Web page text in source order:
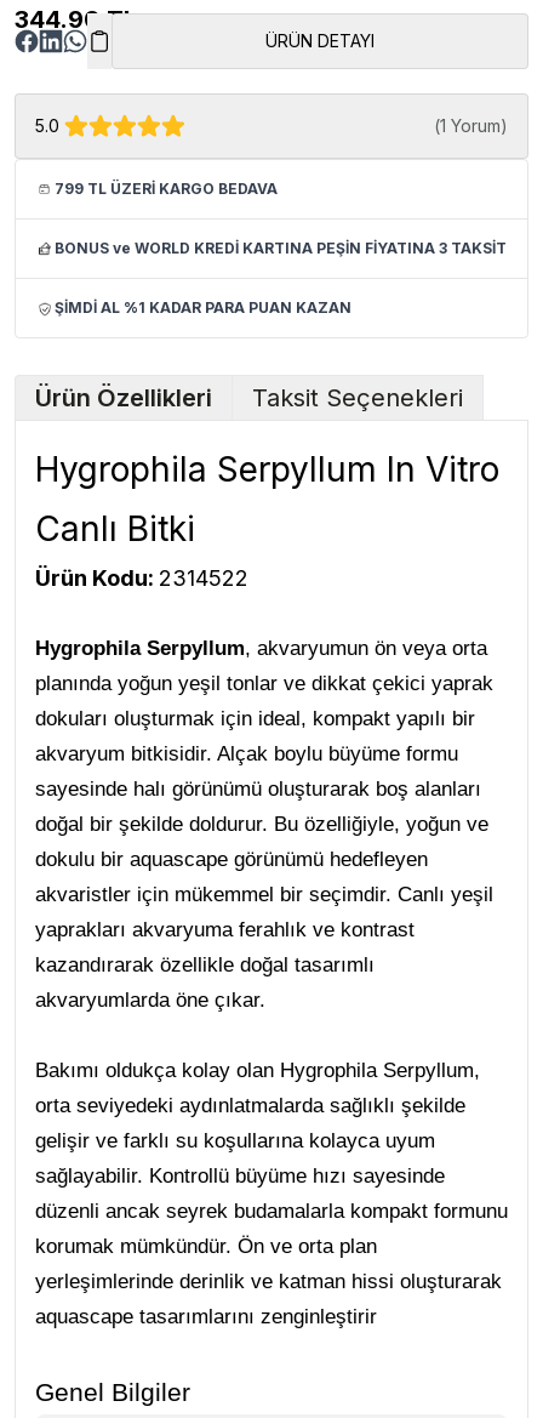
344.90 TL
ÜRÜN DETAYI
5.0 (1 Yorum)
799 TL ÜZERİ KARGO BEDAVA
BONUS ve WORLD KREDİ KARTINA PEŞİN FİYATINA 3 TAKSİT
ŞİMDİ AL %1 KADAR PARA PUAN KAZAN
Ürün Özellikleri Taksit Seçenekleri
Hygrophila Serpyllum In Vitro
Canlı Bitki
Ürün Kodu: 2314522
Hygrophila Serpyllum, akvaryumun ön veya orta
planında yoğun yeşil tonlar ve dikkat çekici yaprak
dokuları oluşturmak için ideal, kompakt yapılı bir
akvaryum bitkisidir. Alçak boylu büyüme formu
sayesinde halı görünümü oluşturarak boş alanları
doğal bir şekilde doldurur. Bu özelliğiyle, yoğun ve
dokulu bir aquascape görünümü hedefleyen
akvaristler için mükemmel bir seçimdir. Canlı yeşil
yaprakları akvaryuma ferahlık ve kontrast
kazandırarak özellikle doğal tasarımlı
akvaryumlarda öne çıkar.
Bakımı oldukça kolay olan Hygrophila Serpyllum,
orta seviyedeki aydınlatmalarda sağlıklı şekilde
gelişir ve farklı su koşullarına kolayca uyum
sağlayabilir. Kontrollü büyüme hızı sayesinde
düzenli ancak seyrek budamalarla kompakt formunu
korumak mümkündür. Ön ve orta plan
yerleşimlerinde derinlik ve katman hissi oluşturarak
aquascape tasarımlarını zenginleştirir
Genel Bilgiler